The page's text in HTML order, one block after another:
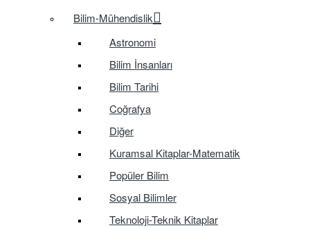
Bilim-Mühendislik
Astronomi
Bilim İnsanları
Bilim Tarihi
Coğrafya
Diğer
Kuramsal Kitaplar-Matematik
Popüler Bilim
Sosyal Bilimler
Teknoloji-Teknik Kitaplar